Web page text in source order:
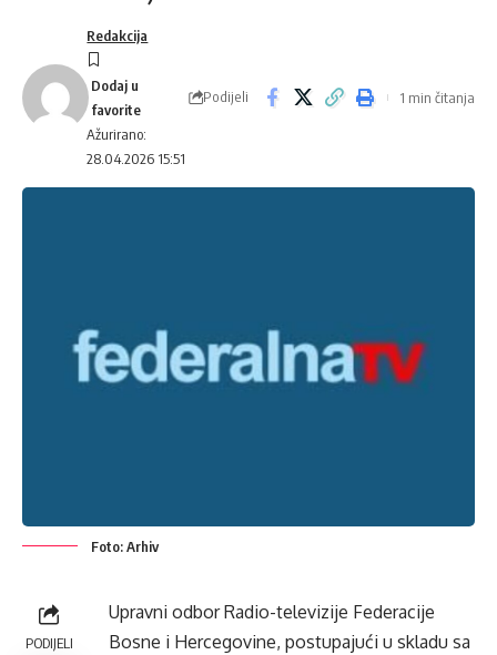
Ažurirano:
28.04.2026 15:51
Redakcija
Podijeli 1 min čitanja
Foto: Arhiv
PODIJELI
Upravni odbor Radio-televizije Federacije
Bosne i Hercegovine, postupajući u skladu sa